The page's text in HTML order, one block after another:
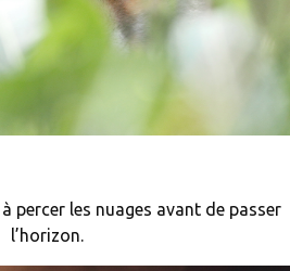
percer les nuages avant de passer
l’horizon.